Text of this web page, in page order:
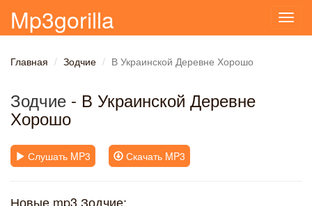
Mp3gorilla
Главная Зодчие В Украинской Деревне Хорошо
Зодчие - В Украинской Деревне
Хорошо
Слушать MP3 Скачать MP3
Новые mp3 Зодчие: